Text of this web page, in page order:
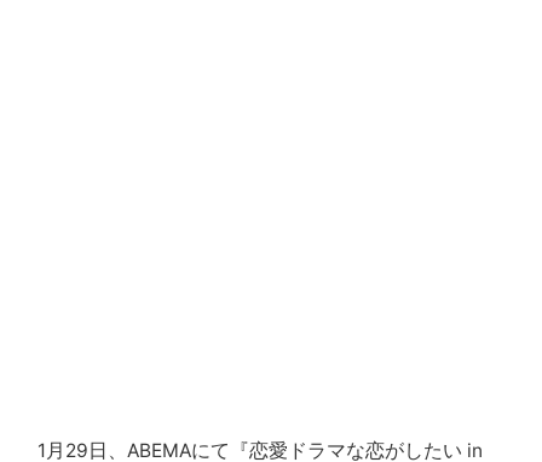
1月29日、 ABEMAにて『恋愛ドラマな恋がしたい in